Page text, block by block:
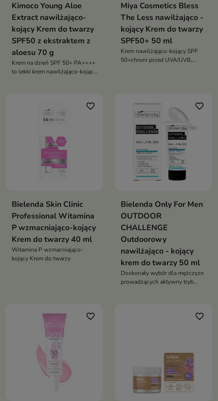
Kimoco Young Aloe
Extract nawilżająco-
kojący Krem do twarzy
SPF50 z ekstraktem z
aloesu 70 g
Krem na dzień SPF 50+ PA++++
to lekki krem nawilżająco-kojący,
Formuła z aloesem i wąkrotą
azjatycką pomaga utrzymać
komfort skóry bez efektu
Miya Cosmetics Bless
The Less nawilżająco -
kojący Krem do twarzy
SPF50+ 50 ml
Krem nawilżająco-kojący SPF
50+chroni przed UVA/UVB,
favorite_border
Bielenda Skin Clinic
Professional Witamina
P wzmacniająco-kojący
Krem do twarzy 40 ml
Witamina P wzmacniająco-
kojący Krem do twarzy
favorite_border
Bielenda Only For Men
OUTDOOR
CHALLENGE
Outdoorowy
nawilżająco - kojący
krem do twarzy 50 ml
Doskonały wybór dla mężczyzn
prowadzących aktywny tryb
favorite_border favorite_border